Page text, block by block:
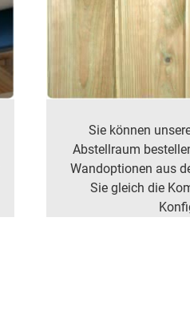
Sie können
Abstellraum
Wandoptionen aus
Sie gleich die